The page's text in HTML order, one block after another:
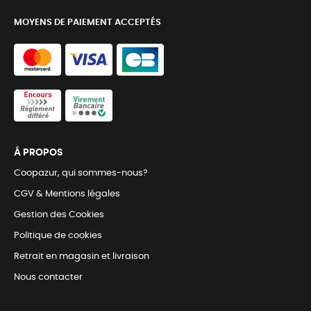
MOYENS DE PAIEMENT ACCEPTÉS
Á PROPOS
Coopazur, qui sommes-nous?
CGV & Mentions légales
Gestion des Cookies
Politique de cookies
Retrait en magasin et livraison
Nous contacter